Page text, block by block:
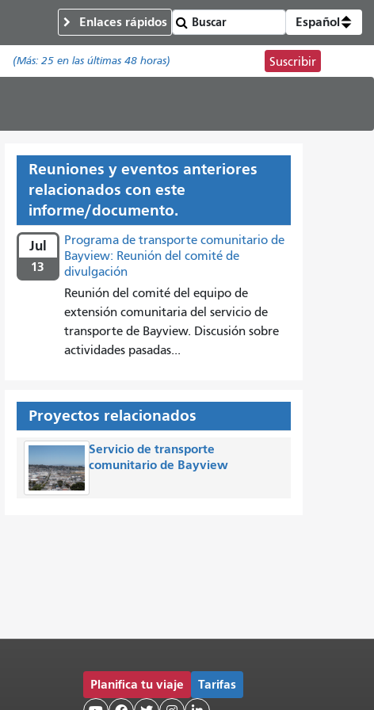
Enlaces rápidos Español
(Más: 25 en las últimas 48 horas) Suscribir
Reuniones y eventos anteriores
relacionados con este
informe/documento.
Jul
13
Programa de transporte comunitario de
Bayview: Reunión del comité de
divulgación
Reunión del comité del equipo de
extensión comunitaria del servicio de
transporte de Bayview. Discusión sobre
actividades pasadas...
Proyectos relacionados
Servicio de transporte
comunitario de Bayview
Planifica tu viaje Tarifas